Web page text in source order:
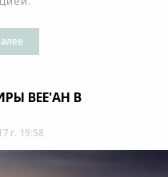
BEE'AH В
г. 19:58